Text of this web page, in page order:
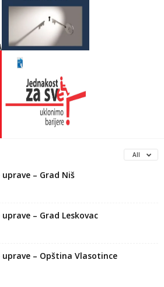
All
– Grad Niš
– Grad Leskovac
– Opština Vlasotince